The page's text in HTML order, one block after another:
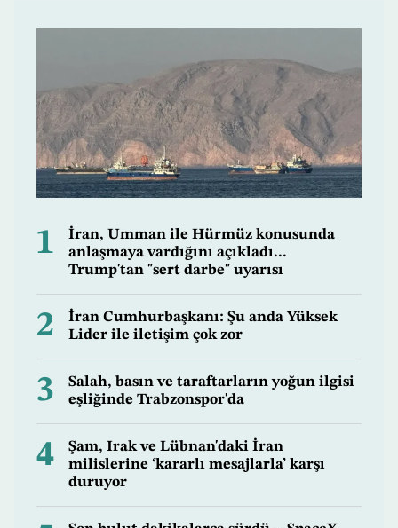
1
İran, Umman ile Hürmüz konusunda
anlaşmaya vardığını açıkladı...
Trump'tan "sert darbe" uyarısı
2
İran Cumhurbaşkanı: Şu anda Yüksek
Lider ile iletişim çok zor
3
Salah, basın ve taraftarların yoğun ilgisi
eşliğinde Trabzonspor'da
4
Şam, Irak ve Lübnan'daki İran
milislerine ‘kararlı mesajlarla’ karşı
duruyor